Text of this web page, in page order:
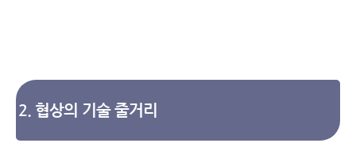
2. 협상의 기술 줄거리